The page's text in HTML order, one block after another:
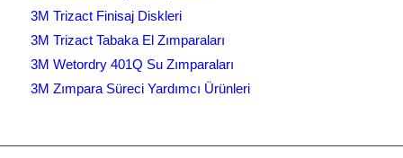
3M Trizact Finisaj Diskleri
3M Trizact Tabaka El Zımparaları
3M Wetordry 401Q Su Zımparaları
3M Zımpara Süreci Yardımcı Ürünleri